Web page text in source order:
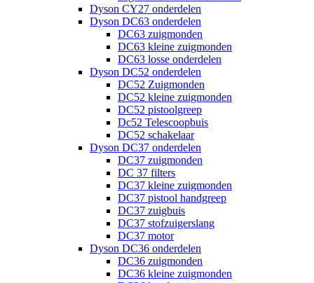
Dyson CY27 onderdelen
Dyson DC63 onderdelen
DC63 zuigmonden
DC63 kleine zuigmonden
DC63 losse onderdelen
Dyson DC52 onderdelen
DC52 Zuigmonden
DC52 kleine zuigmonden
DC52 pistoolgreep
Dc52 Telescoopbuis
DC52 schakelaar
Dyson DC37 onderdelen
DC37 zuigmonden
DC 37 filters
DC37 kleine zuigmonden
DC37 pistool handgreep
DC37 zuigbuis
DC37 stofzuigerslang
DC37 motor
Dyson DC36 onderdelen
DC36 zuigmonden
DC36 kleine zuigmonden